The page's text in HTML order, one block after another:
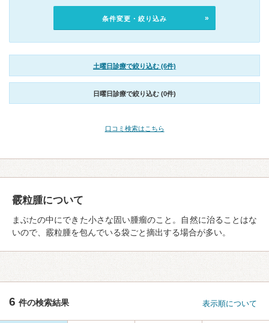
条件変更・絞り込み
土曜日診療で絞り込む (6件)
日曜日診療で絞り込む (0件)
口コミ検索はこちら
霰粒腫について
まぶたの中にできた小さな固い腫瘤のこと。自然に治ることはな
いので、霰粒腫を包んでいる袋ごと摘出する場合が多い。
6 件の検索結果 表示順について